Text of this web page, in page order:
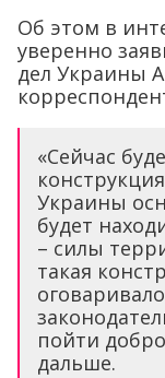
Об этом в
уверенно
дел Украины
«Сейчас
Украины
будет
– силы
такая
пойти
дальше.